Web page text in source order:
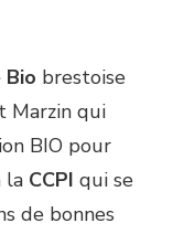
brestoise
Marzin qui
BIO pour
la CCPI qui se
de bonnes